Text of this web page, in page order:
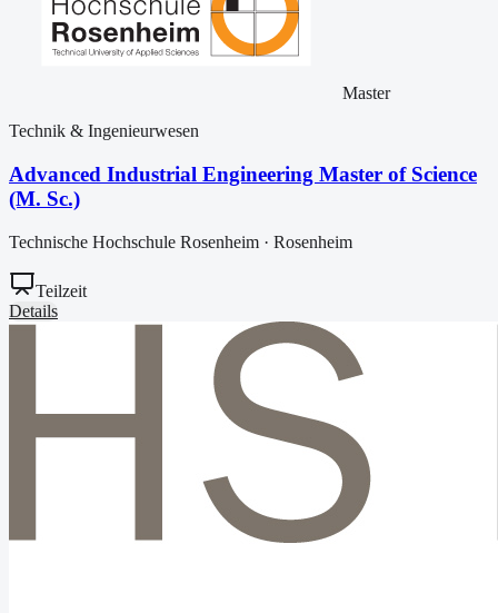
Master
Technik & Ingenieurwesen
Advanced Industrial Engineering Master of Science
(M. Sc.)
Technische Hochschule Rosenheim · Rosenheim
Teilzeit
Details